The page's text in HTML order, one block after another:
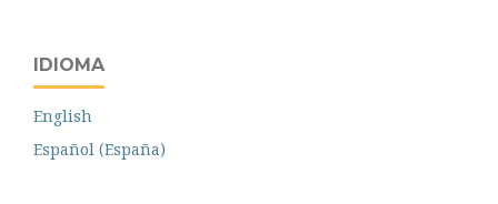
IDIOMA
English
Español (España)